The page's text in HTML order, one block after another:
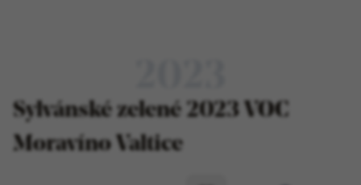
Sylvánské zelené 2023 VOC
Moravíno Valtice